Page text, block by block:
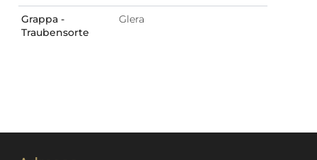
Grappa -
Traubensorte
Glera